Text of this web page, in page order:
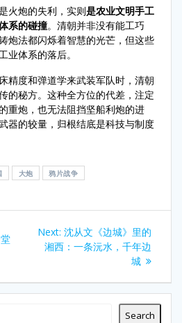
火炮的失利，实则是农业文明手工
系的碰撞。清朝并非没有能工巧
炮法都闪烁着智慧的光芒，但这些
业体系的落后。
精度和弹道学来武装军队时，清朝
的秘方。这种全方位的代差，注定
重炮，也无法阻挡坚船利炮的进
器的较量，归根结底是科技与制度
大炮 鸦片战争
Next: Next
post:
沈从文《边城》里的
湘西：一条沅水，千年边
城
Search